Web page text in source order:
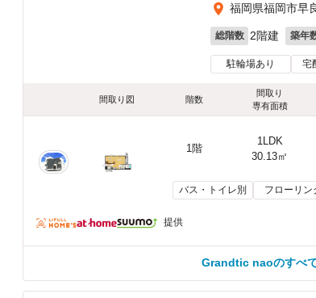
福岡県福岡市早
総階数 2階建 築年
駐輪場あり 宅
間取り図 階数
間取り
専有面積
1階
1LDK
30.13㎡
バス・トイレ別 フローリン
提供
Grandtic naoのすべ